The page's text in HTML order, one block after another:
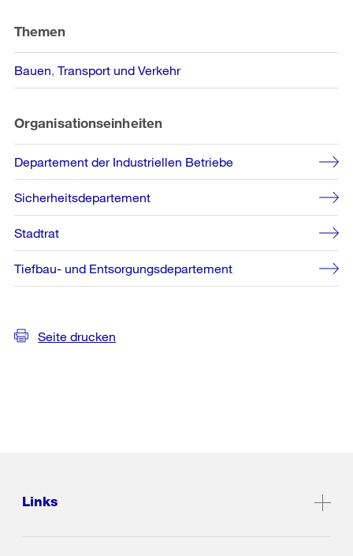
Informationen
Themen
Bauen Transport und Verkehr
Organisationseinheiten
Departement der Industriellen Betriebe
Sicherheitsdepartement
Stadtrat
Tiefbau- und Entsorgungsdepartement
Seite drucken
Links